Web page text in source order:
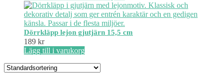
Dörrkläpp lejon gjutjärn 15,5 cm
189 kr
Lägg till i varukorg